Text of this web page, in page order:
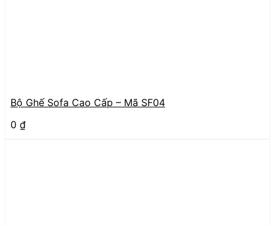
Bộ Ghế Sofa Cao Cấp – Mã SF04
0 ₫